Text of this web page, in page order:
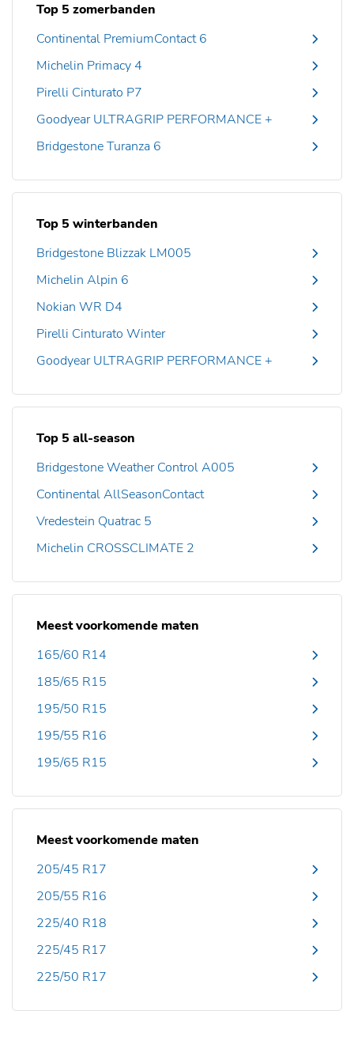
Top 5 zomerbanden
Continental PremiumContact 6
Michelin Primacy 4
Pirelli Cinturato P7
Goodyear ULTRAGRIP PERFORMANCE +
Bridgestone Turanza 6
Top 5 winterbanden
Bridgestone Blizzak LM005
Michelin Alpin 6
Nokian WR D4
Pirelli Cinturato Winter
Goodyear ULTRAGRIP PERFORMANCE +
Top 5 all-season
Bridgestone Weather Control A005
Continental AllSeasonContact
Vredestein Quatrac 5
Michelin CROSSCLIMATE 2
Meest voorkomende maten
165/60 R14
185/65 R15
195/50 R15
195/55 R16
195/65 R15
Meest voorkomende maten
205/45 R17
205/55 R16
225/40 R18
225/45 R17
225/50 R17